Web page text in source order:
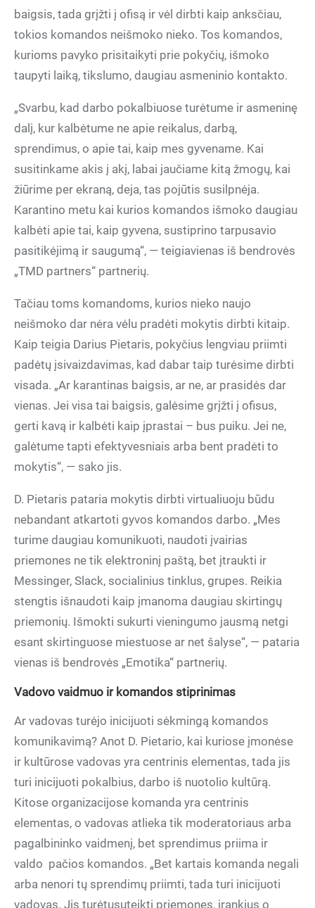
baigsis, tada grįžti į ofisą ir vėl dirbti kaip anksčiau,
tokios komandos neišmoko nieko. Tos komandos,
kurioms pavyko prisitaikyti prie pokyčių, išmoko
taupyti laiką, tikslumo, daugiau asmeninio kontakto.
„Svarbu, kad darbo pokalbiuose turėtume ir asmeninę
dalį, kur kalbėtume ne apie reikalus, darbą,
sprendimus, o apie tai, kaip mes gyvename. Kai
susitinkame akis į akį, labai jaučiame kitą žmogų, kai
žiūrime per ekraną, deja, tas pojūtis susilpnėja.
Karantino metu kai kurios komandos išmoko daugiau
kalbėti apie tai, kaip gyvena, sustiprino tarpusavio
pasitikėjimą ir saugumą“, — teigiavienas iš bendrovės
„TMD partners“ partnerių.
Tačiau toms komandoms, kurios nieko naujo
neišmoko dar nėra vėlu pradėti mokytis dirbti kitaip.
Kaip teigia Darius Pietaris, pokyčius lengviau priimti
padėtų įsivaizdavimas, kad dabar taip turėsime dirbti
visada. „Ar karantinas baigsis, ar ne, ar prasidės dar
vienas. Jei visa tai baigsis, galėsime grįžti į ofisus,
gerti kavą ir kalbėti kaip įprastai – bus puiku. Jei ne,
galėtume tapti efektyvesniais arba bent pradėti to
mokytis“, — sako jis.
D. Pietaris pataria mokytis dirbti virtualiuoju būdu
nebandant atkartoti gyvos komandos darbo. „Mes
turime daugiau komunikuoti, naudoti įvairias
priemones ne tik elektroninį paštą, bet įtraukti ir
Messinger, Slack, socialinius tinklus, grupes. Reikia
stengtis išnaudoti kaip įmanoma daugiau skirtingų
priemonių. Išmokti sukurti vieningumo jausmą netgi
esant skirtinguose miestuose ar net šalyse“, — pataria
vienas iš bendrovės „Emotika“ partnerių.
Vadovo vaidmuo ir komandos stiprinimas
Ar vadovas turėjo inicijuoti sėkmingą komandos
komunikavimą? Anot D. Pietario, kai kuriose įmonėse
ir kultūrose vadovas yra centrinis elementas, tada jis
turi inicijuoti pokalbius, darbo iš nuotolio kultūrą.
Kitose organizacijose komanda yra centrinis
elementas, o vadovas atlieka tik moderatoriaus arba
pagalbininko vaidmenį, bet sprendimus priima ir
valdo pačios komandos. „Bet kartais komanda negali
arba nenori tų sprendimų priimti, tada turi inicijuoti
vadovas. Jis turėtųsuteikti priemones, įrankius o